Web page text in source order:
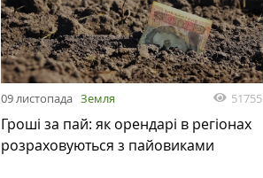
09 листопада Земля 51755
Гроші за пай: як орендарі в регіонах
розраховуються з пайовиками